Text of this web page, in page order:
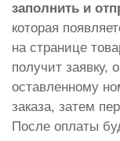
заполнить и
которая
на странице
получит заявку,
оставленному
заказа, затем
После оплаты